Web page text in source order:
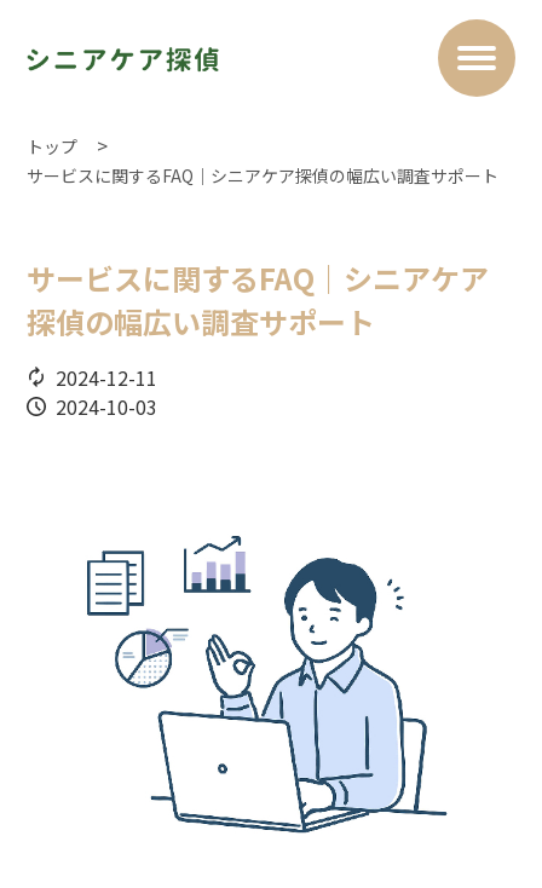
トップ
サービスに関するFAQ｜シニアケア探偵の幅広い調査サポート
サービスに関するFAQ｜シニアケア
探偵の幅広い調査サポート
2024-12-11
2024-10-03